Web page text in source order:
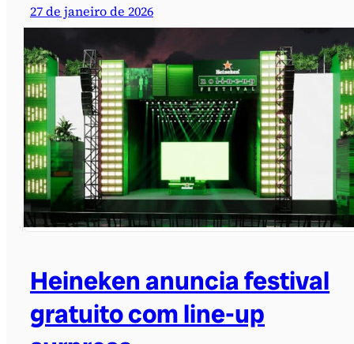
27 de janeiro de 2026
Heineken anuncia festival
gratuito com line-up